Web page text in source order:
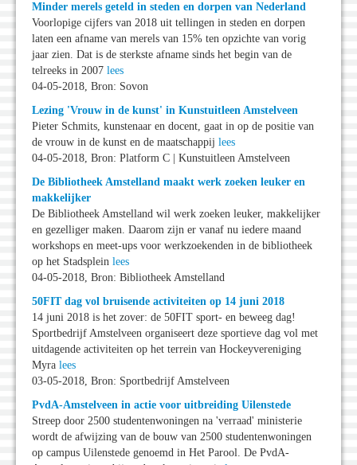
Minder merels geteld in steden en dorpen van Nederland
Voorlopige cijfers van 2018 uit tellingen in steden en dorpen
laten een afname van merels van 15% ten opzichte van vorig
jaar zien. Dat is de sterkste afname sinds het begin van de
telreeks in 2007 lees
04-05-2018, Bron: Sovon
Lezing 'Vrouw in de kunst' in Kunstuitleen Amstelveen
Pieter Schmits, kunstenaar en docent, gaat in op de positie van
de vrouw in de kunst en de maatschappij lees
04-05-2018, Bron: Platform C | Kunstuitleen Amstelveen
De Bibliotheek Amstelland maakt werk zoeken leuker en
makkelijker
De Bibliotheek Amstelland wil werk zoeken leuker, makkelijker
en gezelliger maken. Daarom zijn er vanaf nu iedere maand
workshops en meet-ups voor werkzoekenden in de bibliotheek
op het Stadsplein lees
04-05-2018, Bron: Bibliotheek Amstelland
50FIT dag vol bruisende activiteiten op 14 juni 2018
14 juni 2018 is het zover: de 50FIT sport- en beweeg dag!
Sportbedrijf Amstelveen organiseert deze sportieve dag vol met
uitdagende activiteiten op het terrein van Hockeyvereniging
Myra lees
03-05-2018, Bron: Sportbedrijf Amstelveen
PvdA-Amstelveen in actie voor uitbreiding Uilenstede
Streep door 2500 studentenwoningen na 'verraad' ministerie
wordt de afwijzing van de bouw van 2500 studentenwoningen
op campus Uilenstede genoemd in Het Parool. De PvdA-